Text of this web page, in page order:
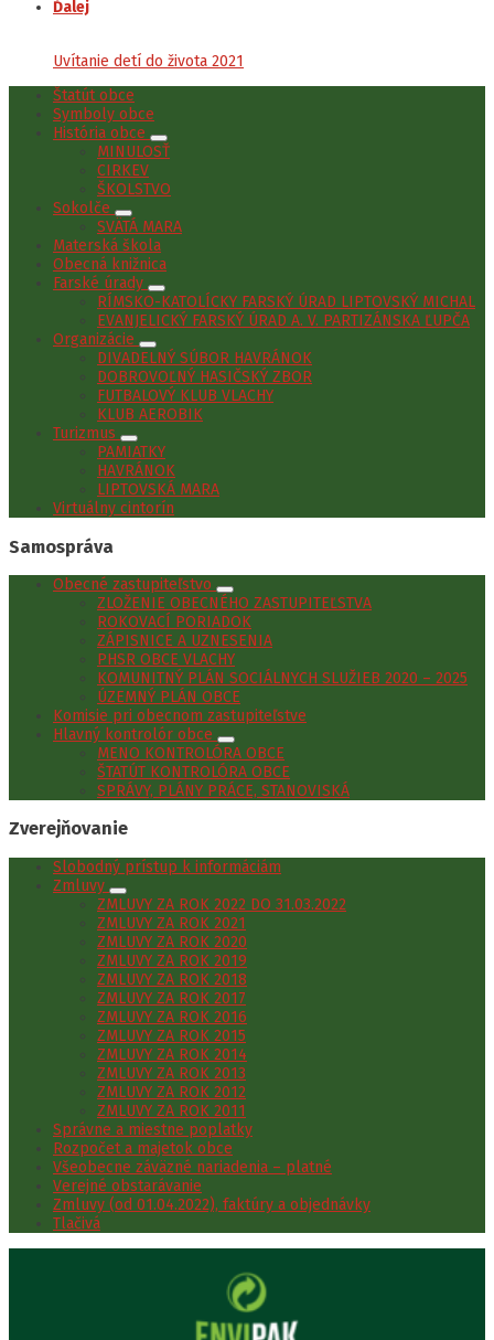
Ďalej
Uvítanie detí do života 2021
Štatút obce
Symboly obce
História obce
MINULOSŤ
CIRKEV
ŠKOLSTVO
Sokolče
SVÄTÁ MARA
Materská škola
Obecná knižnica
Farské úrady
RÍMSKO-KATOLÍCKY FARSKÝ ÚRAD LIPTOVSKÝ MICHAL
EVANJELICKÝ FARSKÝ ÚRAD A. V. PARTIZÁNSKA ĽUPČA
Organizácie
DIVADELNÝ SÚBOR HAVRÁNOK
DOBROVOĽNÝ HASIČSKÝ ZBOR
FUTBALOVÝ KLUB VLACHY
KLUB AEROBIK
Turizmus
PAMIATKY
HAVRÁNOK
LIPTOVSKÁ MARA
Virtuálny cintorín
Samospráva
Obecné zastupiteľstvo
ZLOŽENIE OBECNÉHO ZASTUPITEĽSTVA
ROKOVACÍ PORIADOK
ZÁPISNICE A UZNESENIA
PHSR OBCE VLACHY
KOMUNITNÝ PLÁN SOCIÁLNYCH SLUŽIEB 2020 – 2025
ÚZEMNÝ PLÁN OBCE
Komisie pri obecnom zastupiteľstve
Hlavný kontrolór obce
MENO KONTROLÓRA OBCE
ŠTATÚT KONTROLÓRA OBCE
SPRÁVY, PLÁNY PRÁCE, STANOVISKÁ
Zverejňovanie
Slobodný prístup k informáciám
Zmluvy
ZMLUVY ZA ROK 2022 DO 31.03.2022
ZMLUVY ZA ROK 2021
ZMLUVY ZA ROK 2020
ZMLUVY ZA ROK 2019
ZMLUVY ZA ROK 2018
ZMLUVY ZA ROK 2017
ZMLUVY ZA ROK 2016
ZMLUVY ZA ROK 2015
ZMLUVY ZA ROK 2014
ZMLUVY ZA ROK 2013
ZMLUVY ZA ROK 2012
ZMLUVY ZA ROK 2011
Správne a miestne poplatky
Rozpočet a majetok obce
Všeobecne záväzné nariadenia – platné
Verejné obstarávanie
Zmluvy (od 01.04.2022), faktúry a objednávky
Tlačivá